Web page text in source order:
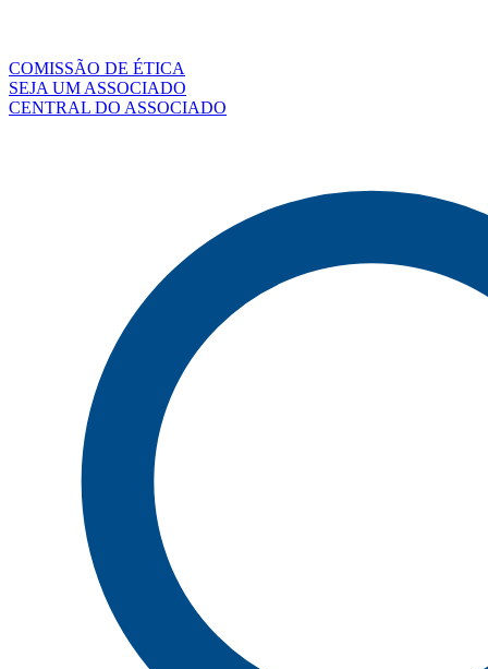
COMISSÃO DE ÉTICA
SEJA UM ASSOCIADO
CENTRAL DO ASSOCIADO